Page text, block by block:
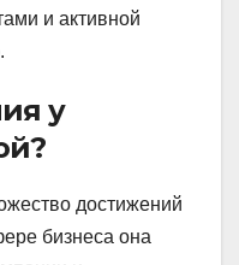
и активной
у
достижений
бизнеса она